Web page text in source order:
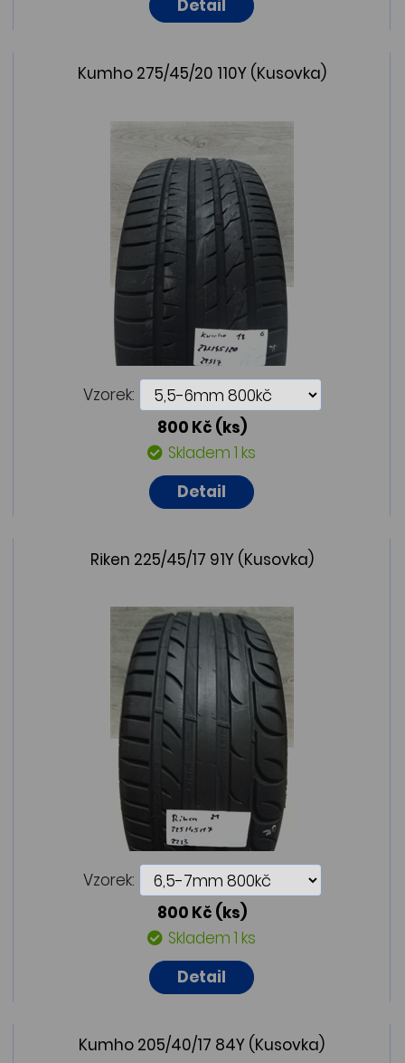
Detail
Kumho 275/45/20 110Y (Kusovka)
Vzorek:
800 Kč (ks)
Skladem 1 ks
Detail
Riken 225/45/17 91Y (Kusovka)
Vzorek:
800 Kč (ks)
Skladem 1 ks
Detail
Kumho 205/40/17 84Y (Kusovka)